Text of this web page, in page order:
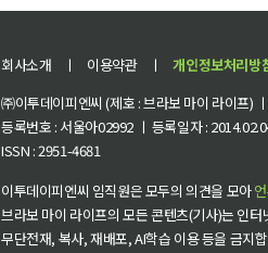
회사소개 ㅣ 이용약관 ㅣ 개인정보처리방
㈜이투데이피엔씨 (제호 : 브라보 마이 라이프)
등록번호 : 서울아02992 ㅣ 등록일자 :
ISSN : 2951-4681
이투데이피엔씨 임직원은 모두의 의견을 모아
브라보 마이 라이프의 모든 콘텐츠(기사)는 인
무단전재, 복사, 재배포, AI학습 이용 등을 금지